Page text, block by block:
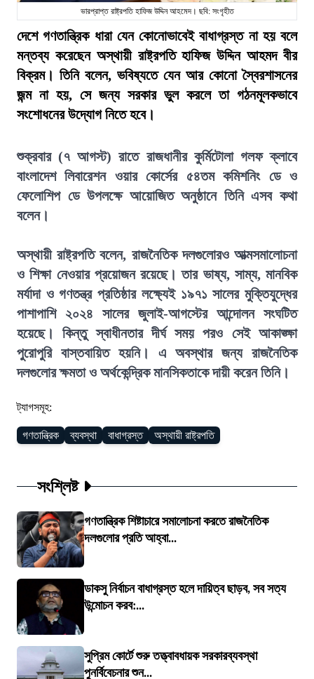
ভারপ্রাপ্ত রাষ্ট্রপতি হাফিজ উদ্দিন আহমেদ। ছবি: সংগৃহীত
দেশে গণতান্ত্রিক ধারা যেন কোনোভাবেই বাধাগ্রস্ত না হয় বলে
মন্তব্য করেছেন অস্থায়ী রাষ্ট্রপতি হাফিজ উদ্দিন আহমদ বীর
বিক্রম। তিনি বলেন, ভবিষ্যতে যেন আর কোনো স্বৈরশাসনের
জন্ম না হয়, সে জন্য সরকার ভুল করলে তা গঠনমূলকভাবে
সংশোধনের উদ্যোগ নিতে হবে।
শুক্রবার (৭ আগস্ট) রাতে রাজধানীর কুর্মিটোলা গলফ ক্লাবে
বাংলাদেশ লিবারেশন ওয়ার কোর্সের ৫৪তম কমিশনিং ডে ও
ফেলোশিপ ডে উপলক্ষে আয়োজিত অনুষ্ঠানে তিনি এসব কথা
বলেন।
অস্থায়ী রাষ্ট্রপতি বলেন, রাজনৈতিক দলগুলোরও আত্মসমালোচনা
ও শিক্ষা নেওয়ার প্রয়োজন রয়েছে। তার ভাষ্য, সাম্য, মানবিক
মর্যাদা ও গণতন্ত্র প্রতিষ্ঠার লক্ষ্যেই ১৯৭১ সালের মুক্তিযুদ্ধের
পাশাপাশি ২০২৪ সালের জুলাই-আগস্টের আন্দোলন সংঘটিত
হয়েছে। কিন্তু স্বাধীনতার দীর্ঘ সময় পরও সেই আকাঙ্ক্ষা
পুরোপুরি বাস্তবায়িত হয়নি। এ অবস্থার জন্য রাজনৈতিক
দলগুলোর ক্ষমতা ও অর্থকেন্দ্রিক মানসিকতাকে দায়ী করেন তিনি।
ট্যাগসমূহ:
গণতান্ত্রিক ব্যবস্থা বাধাগ্রস্ত অস্থায়ী রাষ্ট্রপতি
সংশ্লিষ্ট
গণতান্ত্রিক শিষ্টাচারে সমালোচনা করতে রাজনৈতিক
দলগুলোর প্রতি আহ্বা...
ডাকসু নির্বাচন বাধাগ্রস্ত হলে দায়িত্ব ছাড়ব, সব সত্য
উন্মোচন করব:...
সুপ্রিম কোর্টে শুরু তত্ত্বাবধায়ক সরকারব্যবস্থা
পুনর্বিবেচনার শুন...